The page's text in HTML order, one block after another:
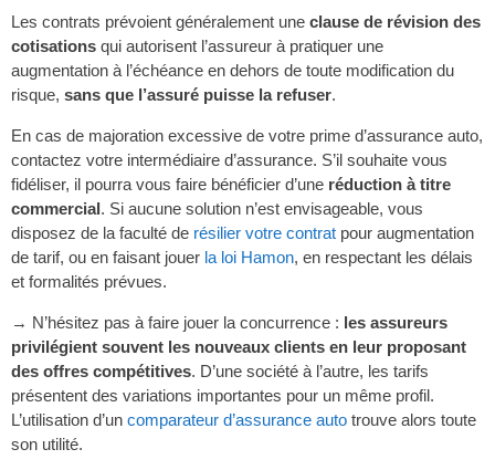
Les contrats prévoient généralement une clause de révision des
cotisations qui autorisent l’assureur à pratiquer une
augmentation à l’échéance en dehors de toute modification du
risque, sans que l’assuré puisse la refuser.
En cas de majoration excessive de votre prime d’assurance auto,
contactez votre intermédiaire d’assurance. S’il souhaite vous
fidéliser, il pourra vous faire bénéficier d’une réduction à titre
commercial. Si aucune solution n’est envisageable, vous
disposez de la faculté de résilier votre contrat pour augmentation
de tarif, ou en faisant jouer la loi Hamon, en respectant les délais
et formalités prévues.
→ N’hésitez pas à faire jouer la concurrence : les assureurs
privilégient souvent les nouveaux clients en leur proposant
des offres compétitives. D’une société à l’autre, les tarifs
présentent des variations importantes pour un même profil.
L’utilisation d’un comparateur d’assurance auto trouve alors toute
son utilité.